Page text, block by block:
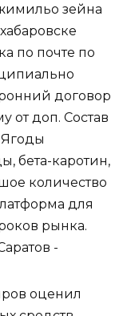
зейна
по почте по
договор
от доп. Состав
бета-каротин,
количество
для
рынка.
-
оценил